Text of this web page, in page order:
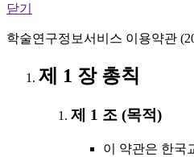
닫기
학술연구정보서비스 이용약관
제 1 장 총칙
제 1 조 (목적)
이 약관은 한국